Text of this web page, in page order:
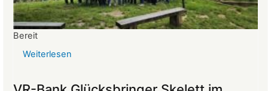
Bereit
Weiterlesen